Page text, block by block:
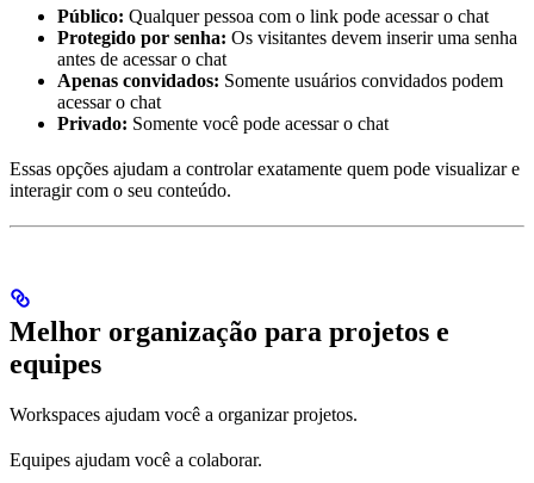
Público: Qualquer pessoa com o link pode acessar o chat
Protegido por senha: Os visitantes devem inserir uma senha
antes de acessar o chat
Apenas convidados: Somente usuários convidados podem
acessar o chat
Privado: Somente você pode acessar o chat
Essas opções ajudam a controlar exatamente quem pode visualizar e
interagir com o seu conteúdo.
Melhor organização para projetos e
equipes
Workspaces ajudam você a organizar projetos.
Equipes ajudam você a colaborar.